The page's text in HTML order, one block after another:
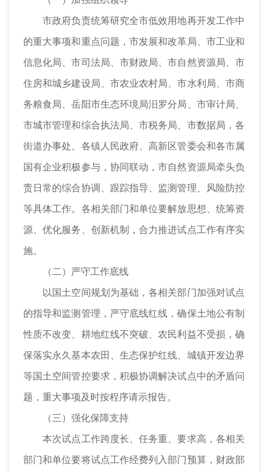
市政府负责统筹研究全市低效用地再开发工作中
的重大事项和重点问题，市发展和改革局、市工业和
信息化局、市司法局、市财政局、市自然资源局、市
住房和城乡建设局、市农业农村局、市水利局、市商
务粮食局、岳阳市生态环境局汨罗分局、市审计局、
市城市管理和综合执法局、市税务局、市数据局，各
街道办事处、各镇人民政府、高新区管委会和各市属
国有企业积极参与，协同联动，市自然资源局牵头负
责日常的综合协调、跟踪指导、监测管理、风险防控
等具体工作。各相关部门和单位要解放思想、统筹资
源、优化服务、创新机制，合力推进试点工作有序实
施。
（二）严守工作底线
以国土空间规划为基础，各相关部门加强对试点
的指导和监测管理，严守底线红线，确保土地公有制
性质不改变、耕地红线不突破、农民利益不受损，确
保落实永久基本农田、生态保护红线、城镇开发边界
等国土空间管控要求，积极协调解决试点中的矛盾问
题，重大事项及时按程序请示报告。
（三）强化保障支持
本次试点工作跨度长、任务重、要求高，各相关
部门和单位要将试点工作经费列入部门预算，财政部